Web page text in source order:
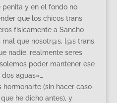
penita y en el fondo no
que los chicos trans
físicamente a Sancho
mal que nosotr@s, l@s trans,
nadie, realmente seres
poder mantener ese
aguas»…
hormonarte (sin hacer caso
he dicho antes), y